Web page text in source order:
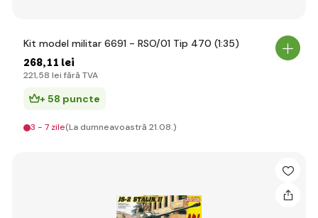
Kit model militar 6691 - RSO/01 Tip 470 (1:35)
268,11 lei
221,58 lei fără TVA
+ 58 puncte
3 - 7 zile(La dumneavoastră 21.08.)